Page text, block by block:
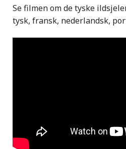
Se filmen om de tyske
tysk, fransk, nederlandsk,